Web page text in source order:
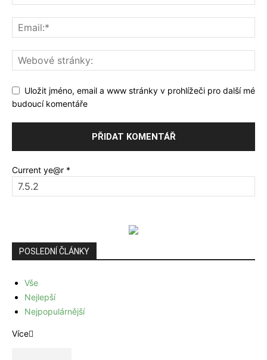
Uložit jméno, email a www stránky v prohlížeči pro další mé
budoucí komentáře
Current ye@r *
POSLEDNÍ ČLÁNKY
Vše
Nejlepší
Nejpopulárnější
Více